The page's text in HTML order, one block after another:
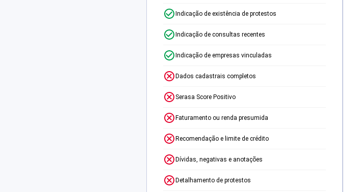
Indicação de existência de protestos
Indicação de consultas recentes
Indicação de empresas vinculadas
Dados cadastrais completos
Serasa Score Positivo
Faturamento ou renda presumida
Recomendação e limite de crédito
Dívidas, negativas e anotações
Detalhamento de protestos